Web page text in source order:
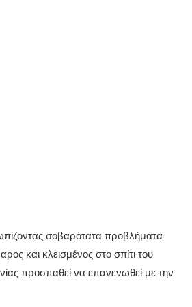
σοβαρότατα προβλήματα
και κλεισμένος στο σπίτι του
προσπαθεί να επανενωθεί με την